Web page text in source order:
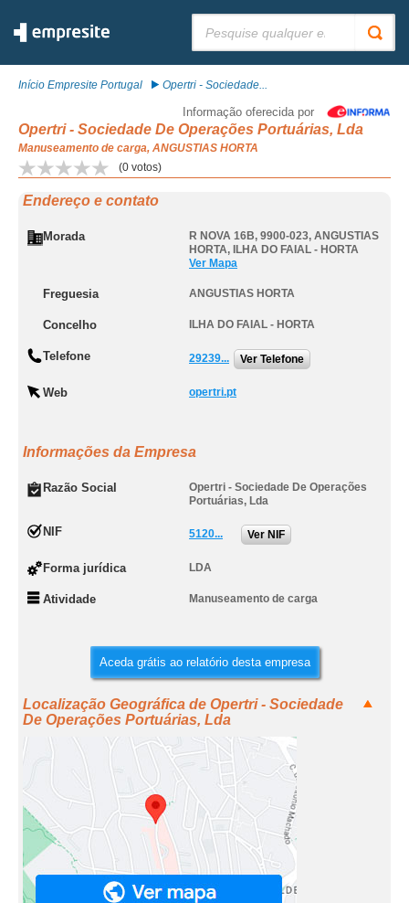
Início Empresite Portugal Opertri - Sociedade...
Informação oferecida por
Opertri - Sociedade De Operações Portuárias, Lda
Manuseamento de carga, ANGUSTIAS HORTA
(0 votos)
Endereço e contato
Morada R NOVA 16B, 9900-023, ANGUSTIAS
HORTA, ILHA DO FAIAL - HORTA
Ver Mapa
Freguesia ANGUSTIAS HORTA
Concelho ILHA DO FAIAL - HORTA
Telefone 29239... Ver Telefone
Web opertri.pt
Informações da Empresa
Razão Social
Opertri - Sociedade De Operações
Portuárias, Lda
NIF 5120... Ver NIF
Forma jurídica LDA
Atividade Manuseamento de carga
Aceda grátis ao relatório desta empresa
Localização Geográfica de Opertri - Sociedade
De Operações Portuárias, Lda